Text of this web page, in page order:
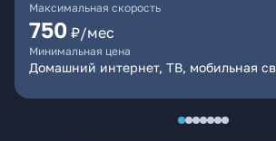
Максимальная скорость
750 ₽/мес
Минимальная цена
Домашний интернет, ТВ, мобильная